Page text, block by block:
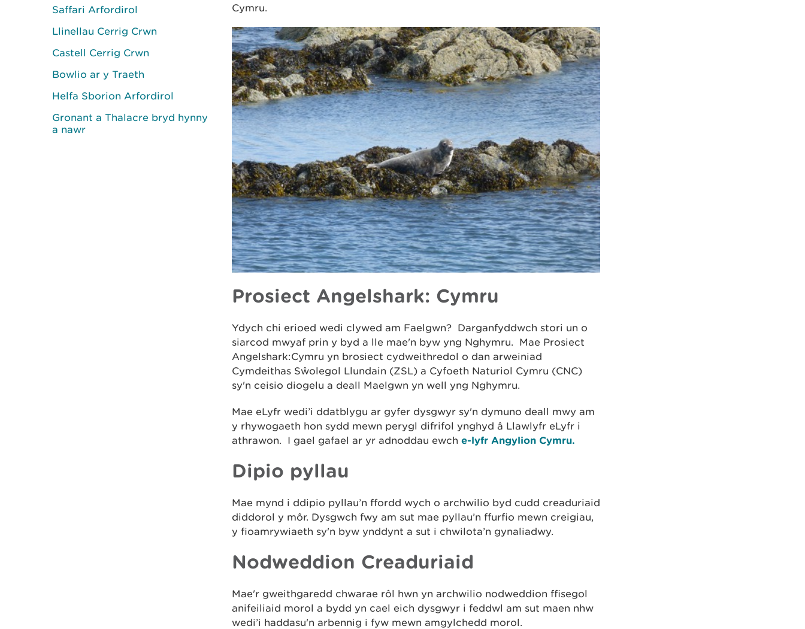
Saffari Arfordirol
Llinellau Cerrig Crwn
Castell Cerrig Crwn
Bowlio ar y Traeth
Helfa Sborion Arfordirol
Gronant a Thalacre bryd hynny
a nawr
Cymru.
Prosiect Angelshark: Cymru
Ydych chi erioed wedi clywed am Faelgwn? Darganfyddwch stori un o
siarcod mwyaf prin y byd a lle mae'n byw yng Nghymru. Mae Prosiect
Angelshark:Cymru yn brosiect cydweithredol o dan arweiniad
Cymdeithas Sŵolegol Llundain (ZSL) a Cyfoeth Naturiol Cymru (CNC)
sy'n ceisio diogelu a deall Maelgwn yn well yng Nghymru.
Mae eLyfr wedi’i ddatblygu ar gyfer dysgwyr sy'n dymuno deall mwy am
y rhywogaeth hon sydd mewn perygl difrifol ynghyd â Llawlyfr eLyfr i
athrawon. I gael gafael ar yr adnoddau ewch e-lyfr Angylion Cymru.
Dipio pyllau
Mae mynd i ddipio pyllau’n ffordd wych o archwilio byd cudd creaduriaid
diddorol y môr. Dysgwch fwy am sut mae pyllau’n ffurfio mewn creigiau,
y fioamrywiaeth sy'n byw ynddynt a sut i chwilota’n gynaliadwy.
Nodweddion Creaduriaid
Mae'r gweithgaredd chwarae rôl hwn yn archwilio nodweddion ffisegol
anifeiliaid morol a bydd yn cael eich dysgwyr i feddwl am sut maen nhw
wedi’i haddasu'n arbennig i fyw mewn amgylchedd morol.